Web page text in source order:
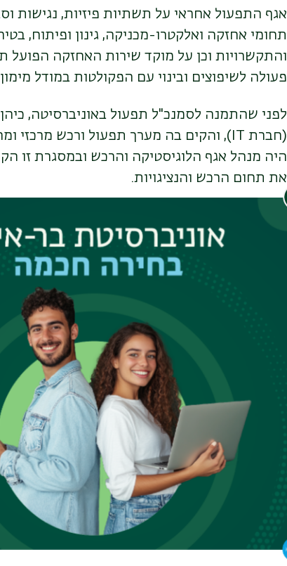
אגף התפעול אחראי על תשתיות פיזיות, נגישות
תחומי אחזקה ואלקטרו-מכניקה, גינון ופיתוח,
והתקשרויות וכן על מוקד שירות האחזקה הפועל
פעולה לשיפוצים ובינוי עם הפקולטות במודל
לפני שהתמנה לסמנכ"ל תפעול באוניברסיטה,
(חברת IT ), והקים בה מערך תפעול ורכש מרכזי
היה מנהל אגף הלוגיסטיקה והרכש ובמסגרת זו
את תחום הרכש והנציגויות.
המנכ"ל. ב-2016 אוחד אגף הלוגיסטיקה
התפעול, שייעודו יצירת נקודת ממשק אחת לכל
לכ-20,000 באי הקמפוס - סטודנטים,
עופר שרגאי למד לתואר שני בפקולטה למשפטים
סמנכ"ל לתכנון ולתפעול, עופר